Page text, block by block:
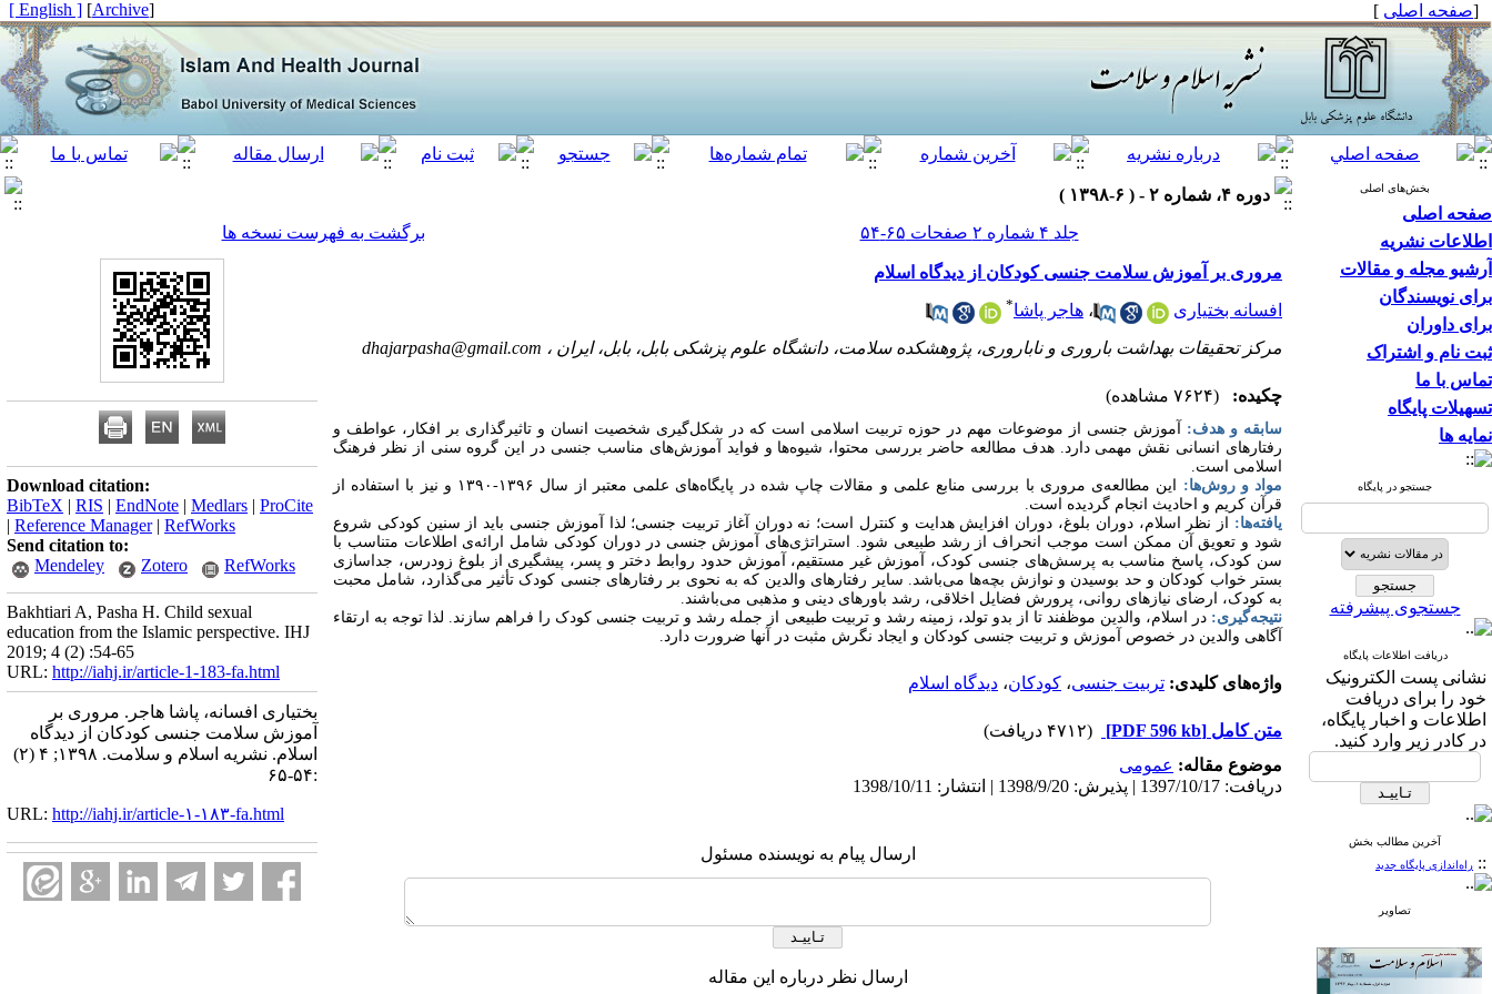
[صفحه اصلی ]
[
Archive
]
[ English ]
بخش‌های اصلی
صفحه اصلی
اطلاعات نشریه
آرشیو مجله و مقالات
برای نویسندگان
برای داوران
ثبت نام و اشتراک
تماس با ما
تسهیلات پایگاه
نمایه ها
جستجو در پایگاه
جستجوی پیشرفته
دریافت اطلاعات پایگاه
نشانی پست الکترونیک
خود را برای دریافت
اطلاعات و اخبار پایگاه،
در کادر زیر وارد کنید.
آخرین مطالب بخش
:: راه‌اندازی پایگاه جدید
تصاویر
دوره ۴، شماره ۲ - ( ۶-۱۳۹۸ )
جلد ۴ شماره ۲ صفحات ۶۵-۵۴
برگشت به فهرست نسخه ها
مروری بر آموزش سلامت جنسی کودکان از دیدگاه اسلام
افسانه بختیاری ، هاجر پاشا*
مرکز تحقیقات بهداشت باروری و ناباروری، پژوهشکده سلامت، دانشگاه علوم پزشکی بابل، بابل، ایران ، dhajarpasha@gmail.com
چکیده: (۷۶۲۴ مشاهده)
سابقه و هدف: آموزش جنسی از موضوعات مهم در حوزه تربیت اسلامی است که در شکل­‌گیری شخصیت انسان و تاثیرگذاری بر افکار، عواطف و
رفتارهای انسانی نقش مهمی دارد. هدف مطالعه حاضر بررسی محتوا، شیوهها و فواید آموزشهای مناسب جنسی در این گروه سنی از نظر فرهنگ
اسلامی است.
مواد و روش‌ها:
این مطالعه­‌ی مروری با بررسی منابع علمی و مقالات چاپ شده در پایگاه‌­های علمی معتبر از سال ۱۳۹۶-۱۳۹۰ و نیز با استفاده از
قرآن کریم و احادیث انجام گردیده است.
یافته‌ها: از نظر اسلام، دوران بلوغ، دوران افزایش هدایت و کنترل است؛ نه دوران آغاز تربیت جنسی؛ لذا آموزش جنسی باید از سنین کودکی شروع
شود و تعویق آن ممکن است موجب انحراف از رشد طبیعی شود. استراتژی­‌های آموزش جنسی در دوران کودکی شامل ارائه‌­ی اطلاعات متناسب با
سن کودک، پاسخ مناسب به پرسش­‌های جنسی کودک، آموزش غیر مستقیم، آموزش حدود روابط دختر و پسر، پیشگیری از بلوغ زودرس، جداسازی
بستر خواب کودکان و حد بوسیدن و نوازش بچه‌­ها می­‌باشد. سایر رفتارهای والدین که به ‌نحوی بر رفتارهای جنسی کودک تأثیر می‌گذارد، شامل محبت
به کودک، ارضای نیازهای روانی، پرورش فضایل اخلاقی، رشد باورهای دینی و مذهبی می­‌باشند.
نتیجه‌گیری: در اسلام، والدین موظفند تا از بدو تولد، زمینه رشد و تربیت طبیعی از جمله رشد و تربیت جنسی کودک را فراهم سازند. لذا توجه به ارتقاء
آگاهی والدین در خصوص آموزش و تربیت جنسی کودکان و ایجاد نگرش مثبت در آنها ضرورت دارد.
واژه‌های کلیدی: تربیت جنسی، کودکان، دیدگاه اسلام
متن کامل [PDF 596 kb]
(۴۷۱۲ دریافت)
موضوع مقاله: عمومى
دریافت: 1397/10/17 | پذیرش: 1398/9/20 | انتشار: 1398/10/11
ارسال پیام به نویسنده مسئول
ارسال نظر درباره این مقاله
Download citation:
BibTeX | RIS | EndNote | Medlars | ProCite
| Reference Manager| RefWorks
Send citation to:
Mendeley
Zotero RefWorks
Bakhtiari A, Pasha H. Child sexual
education from the Islamic perspective. IHJ
2019; 4 (2) :54-65
URL: http://iahj.ir/article-1-183-fa.html
بختیاری افسانه، پاشا هاجر. مروری بر
آموزش سلامت جنسی کودکان از دیدگاه
اسلام. نشریه اسلام و سلامت. ۱۳۹۸; ۴ (۲)
:۵۴-۶۵
URL: http://iahj.ir/article-۱-۱۸۳-fa.html